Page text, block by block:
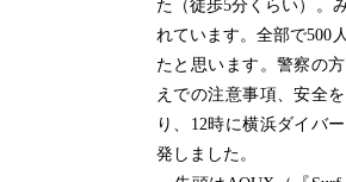
た（徒歩5分くらい）。
れています。全部で500
たと思います。警察の
えでの注意事項、安全
り、12時に横浜ダイバ
発しました。